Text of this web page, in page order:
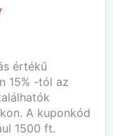
értékű
15% -tól az
A kuponkód
1500 ft.